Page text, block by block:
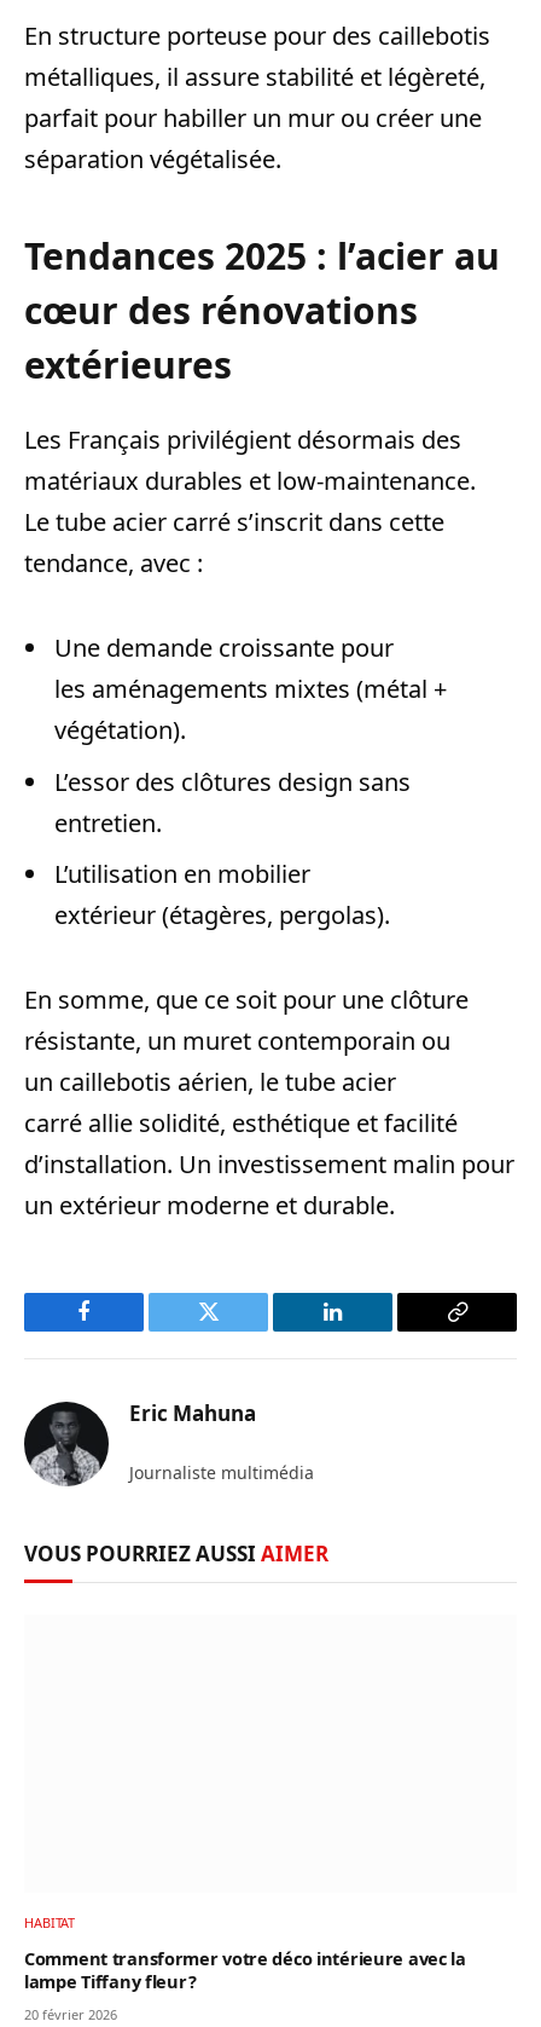
En structure porteuse pour des caillebotis
métalliques, il assure stabilité et légèreté,
parfait pour habiller un mur ou créer une
séparation végétalisée.
Tendances 2025 : l’acier au
cœur des rénovations
extérieures
Les Français privilégient désormais des
matériaux durables et low-maintenance.
Le tube acier carré s’inscrit dans cette
tendance, avec :
Une demande croissante pour
les aménagements mixtes (métal +
végétation).
L’essor des clôtures design sans
entretien.
L’utilisation en mobilier
extérieur (étagères, pergolas).
En somme, que ce soit pour une clôture
résistante, un muret contemporain ou
un caillebotis aérien, le tube acier
carré allie solidité, esthétique et facilité
d’installation. Un investissement malin pour
un extérieur moderne et durable.
Facebook Twitter LinkedIn
Copy
Eric Mahuna
Journaliste multimédia
VOUS POURRIEZ AUSSI AIMER
HABITAT
Comment transformer votre déco intérieure avec la
lampe Tiffany fleur ?
20 février 2026